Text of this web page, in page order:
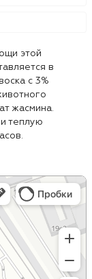
этой
в
с 3%
жасмина.
теплую